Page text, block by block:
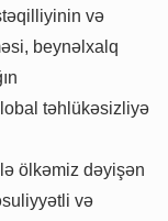
və
beynəlxalq
təhlükəsizliyə
ölkəmiz dəyişən
və